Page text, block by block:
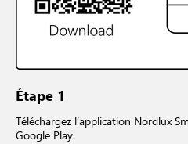
Étape 1
Téléchargez l’application Nordlux
Google Play.